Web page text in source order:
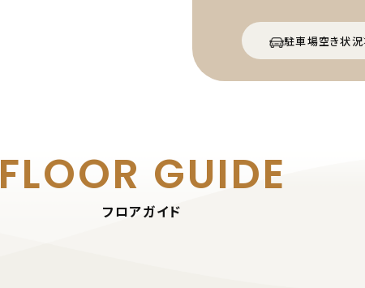
駐車場空き状況
FLOOR GUIDE
フロアガイド